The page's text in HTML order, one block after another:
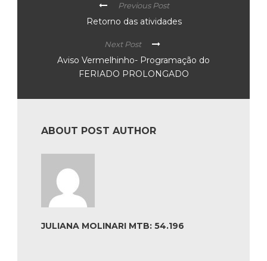
Previous Post
Retorno das atividades
Next Post
Aviso Vermelhinho- Programação do
FERIADO PROLONGADO
ABOUT POST AUTHOR
JULIANA MOLINARI MTB: 54.196